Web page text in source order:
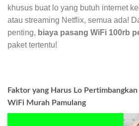
khusus buat lo yang butuh internet
atau streaming Netflix, semua ada!
penting, biaya pasang WiFi 100rb
paket tertentu!
Faktor yang Harus Lo Pertimbangkan
WiFi Murah Pamulang